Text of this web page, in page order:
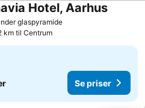
glaspyramide
Hotel, Aarhus
km til Centrum
Se priser